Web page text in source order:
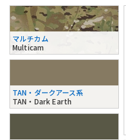
マルチカム
Multicam
TAN・ダークアース系
TAN・Dark Earth